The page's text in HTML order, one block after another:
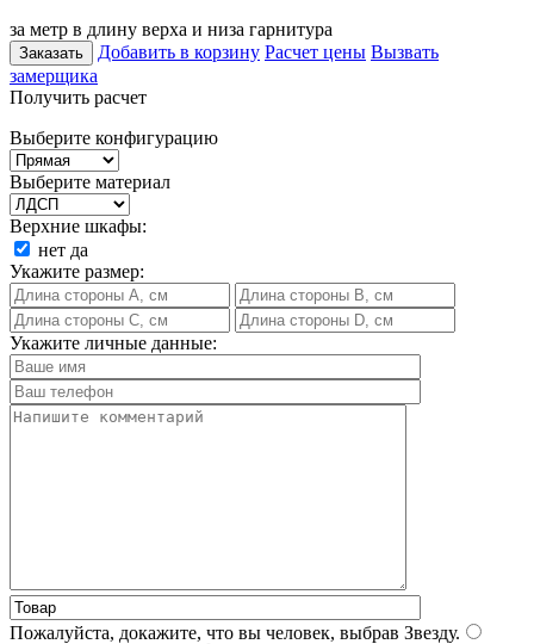
за метр в длину верха и низа гарнитура
Заказать Добавить в корзину Расчет цены Вызвать
замерщика
Получить расчет
Выберите конфигурацию
Выберите материал
Верхние шкафы:
нет да
Укажите размер:
Укажите личные данные:
Пожалуйста, докажите, что вы человек, выбрав Звезду.